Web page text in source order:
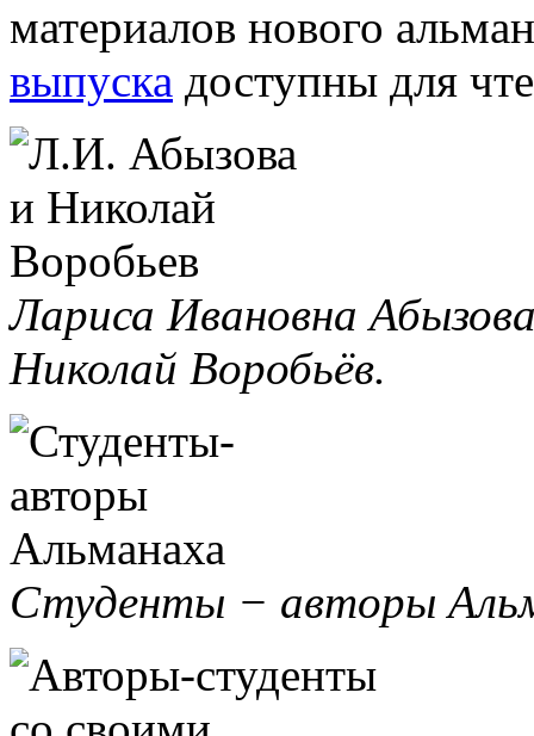
материалов нового
выпуска доступны для
Лариса Ивановна
Николай Воробьёв.
Студенты − авторы